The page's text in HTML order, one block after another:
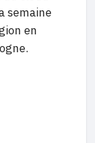
semaine
en